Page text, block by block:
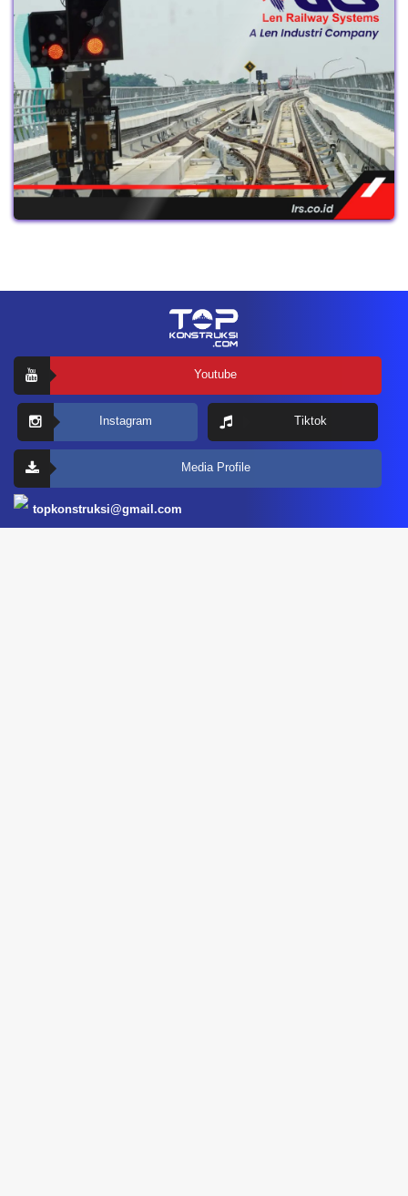
Youtube
Instagram Tiktok
Media Profile
topkonstruksi@gmail.com